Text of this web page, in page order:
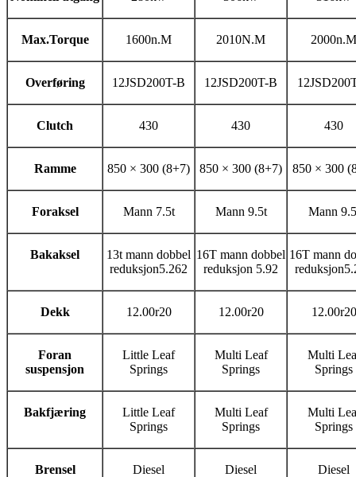
Max.Torque 1600n.M 2010N.M 2000n.M
Overføring 12JSD200T-B 12JSD200T-B
Clutch 430 430 430
Ramme 850 × 300 (8+7) 850 × 300 (8+7) 850 × 300
Foraksel Mann 7.5t Mann 9.5t Mann
Bakaksel
13t mann dobbel
reduksjon5.262
16T mann dobbel
reduksjon 5.92
16T mann
Dekk 12.00r20 12.00r20 12.00r20
Foran
suspensjon
Little Leaf
Springs
Multi Leaf
Springs
Multi
Springs
Bakfjæring
Little Leaf
Springs
Multi Leaf
Springs
Multi
Springs
Brensel Diesel Diesel Diesel